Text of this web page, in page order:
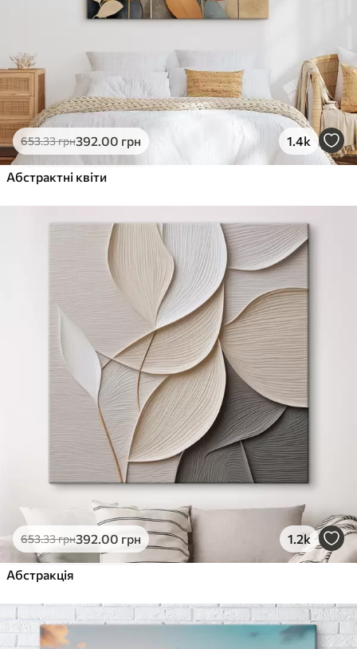
653.33грн392.00 грн 1.4k
Абстрактні квіти
653.33грн392.00 грн 1.2k
Абстракція